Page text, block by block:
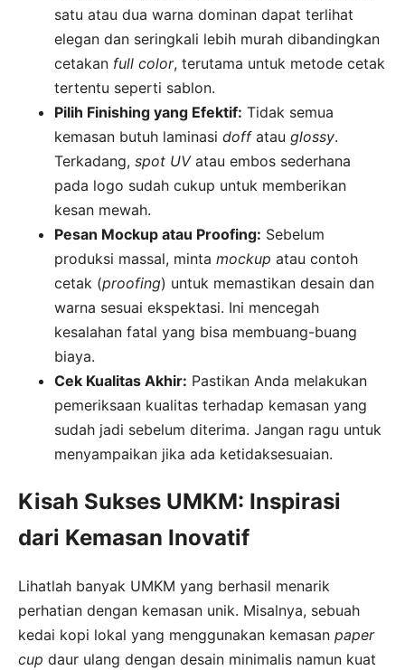
satu atau dua warna dominan dapat terlihat
elegan dan seringkali lebih murah dibandingkan
cetakan full color, terutama untuk metode cetak
tertentu seperti sablon.
Pilih Finishing yang Efektif: Tidak semua
kemasan butuh laminasi doffatau glossy.
Terkadang, spot UVatau embos sederhana
pada logo sudah cukup untuk memberikan
kesan mewah.
Pesan Mockup atau Proofing: Sebelum
produksi massal, minta mockup atau contoh
cetak (proofing) untuk memastikan desain dan
warna sesuai ekspektasi. Ini mencegah
kesalahan fatal yang bisa membuang-buang
biaya.
Cek Kualitas Akhir: Pastikan Anda melakukan
pemeriksaan kualitas terhadap kemasan yang
sudah jadi sebelum diterima. Jangan ragu untuk
menyampaikan jika ada ketidaksesuaian.
Kisah Sukses UMKM: Inspirasi
dari Kemasan Inovatif
Lihatlah banyak UMKM yang berhasil menarik
perhatian dengan kemasan unik. Misalnya, sebuah
kedai kopi lokal yang menggunakan kemasan paper
cup daur ulang dengan desain minimalis namun kuat